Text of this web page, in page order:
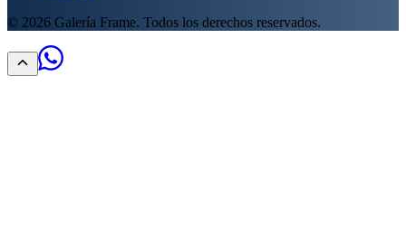
© 2026 Galería Frame. Todos los derechos reservados.